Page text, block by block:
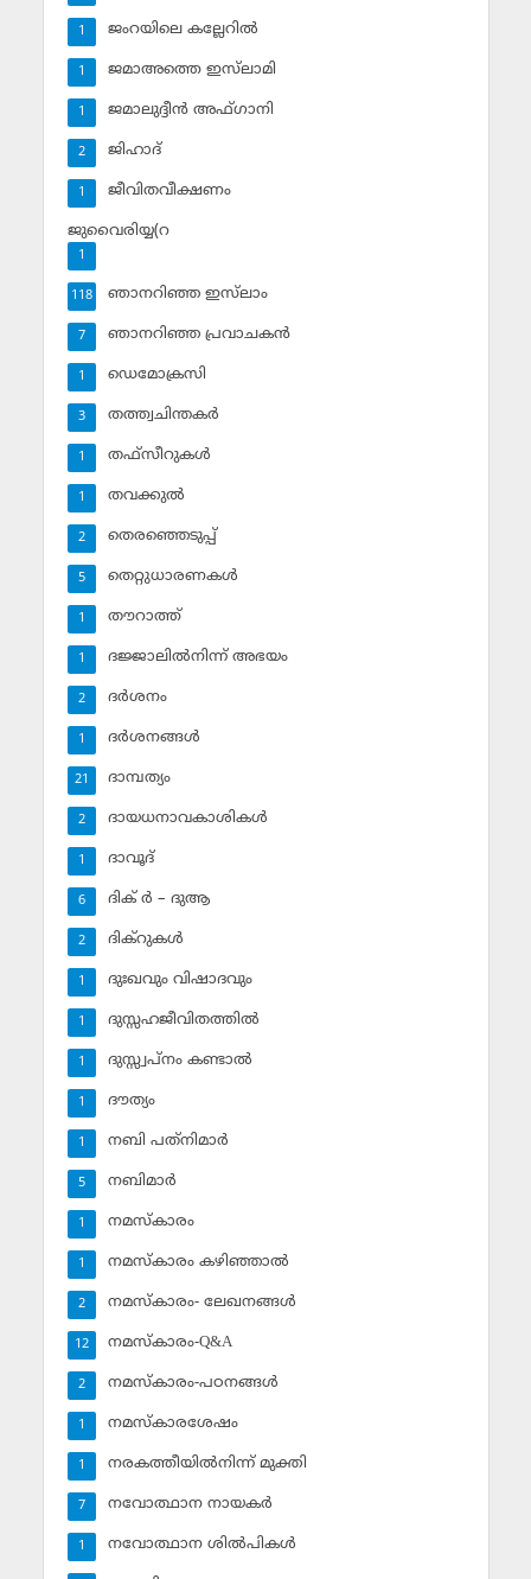
ജംറയിലെ കല്ലേറില്‍
1
ജമാഅത്തെ ഇസ്‌ലാമി
1
ജമാലുദ്ദീന്‍ അഫ്ഗാനി
1
ജിഹാദ്‌
2
ജീവിതവീക്ഷണം
1
ജുവൈരിയ്യ(റ
1
ഞാനറിഞ്ഞ ഇസ്‌ലാം
118
ഞാനറിഞ്ഞ പ്രവാചകന്‍
7
ഡെമോക്രസി
1
തത്ത്വചിന്തകര്‍
3
തഫ്‌സീറുകള്‍
1
തവക്കുല്‍
1
തെരഞ്ഞെടുപ്പ്
2
തെറ്റുധാരണകള്‍
5
തൗറാത്ത്
1
ദജ്ജാലില്‍നിന്ന് അഭയം
1
ദര്‍ശനം
2
ദര്‍ശനങ്ങള്‍
1
ദാമ്പത്യം
21
ദായധനാവകാശികള്‍
2
ദാവൂദ്‌
1
ദിക് ര്‍ – ദുആ
6
ദിക്‌റുകള്‍
2
ദുഃഖവും വിഷാദവും
1
ദുസ്സഹജീവിതത്തില്‍
1
ദുസ്സ്വപ്‌നം കണ്ടാല്‍
1
ദൗത്യം
1
നബി പത്‌നിമാര്‍
1
നബിമാര്‍
5
നമസ്‌കാരം
1
നമസ്‌കാരം കഴിഞ്ഞാല്‍
1
നമസ്‌കാരം- ലേഖനങ്ങള്‍
2
നമസ്‌കാരം-Q&A
12
നമസ്‌കാരം-പഠനങ്ങള്‍
2
നമസ്‌കാരശേഷം
1
നരകത്തീയില്‍നിന്ന് മുക്തി
1
നവോത്ഥാന നായകര്‍
7
നവോത്ഥാന ശില്‍പികള്‍
1